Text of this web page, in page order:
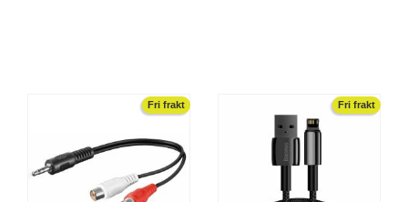
Fri frakt Fri frakt